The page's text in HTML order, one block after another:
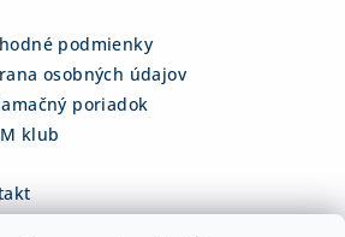
podmienky
osobných údajov
poriadok
klub